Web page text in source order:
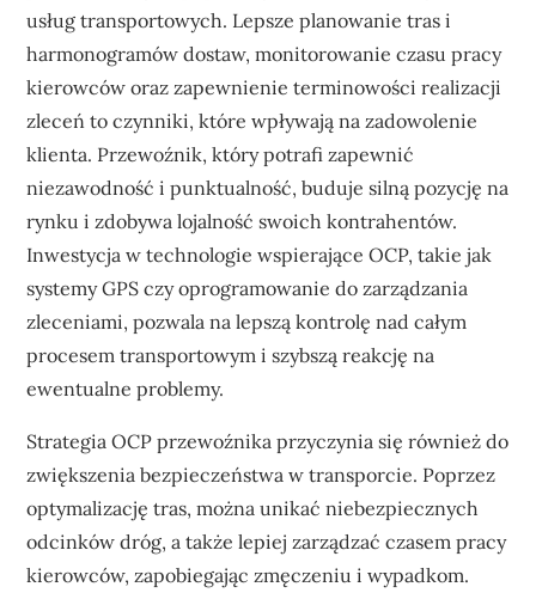
usług transportowych. Lepsze planowanie tras i
harmonogramów dostaw, monitorowanie czasu pracy
kierowców oraz zapewnienie terminowości realizacji
zleceń to czynniki, które wpływają na zadowolenie
klienta. Przewoźnik, który potrafi zapewnić
niezawodność i punktualność, buduje silną pozycję na
rynku i zdobywa lojalność swoich kontrahentów.
Inwestycja w technologie wspierające OCP, takie jak
systemy GPS czy oprogramowanie do zarządzania
zleceniami, pozwala na lepszą kontrolę nad całym
procesem transportowym i szybszą reakcję na
ewentualne problemy.
Strategia OCP przewoźnika przyczynia się również do
zwiększenia bezpieczeństwa w transporcie. Poprzez
optymalizację tras, można unikać niebezpiecznych
odcinków dróg, a także lepiej zarządzać czasem pracy
kierowców, zapobiegając zmęczeniu i wypadkom.